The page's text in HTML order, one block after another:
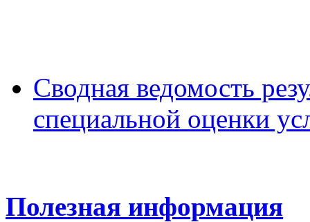
Сводная ведомость
специальной оценки
Полезная информация